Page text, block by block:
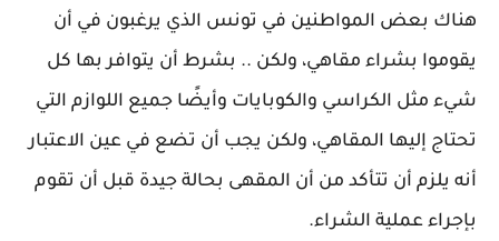
هناك بعض المواطنين في تونس الذي يرغبون في أن
يقوموا بشراء مقاهي، ولكن .. بشرط أن يتوافر بها كل
شيء مثل الكراسي والكوبايات وأيضًا جميع اللوازم التي
تحتاج إليها المقاهي، ولكن يجب أن تضع في عين الاعتبار
أنه يلزم أن تتأكد من أن المقهى بحالة جيدة قبل أن تقوم
بإجراء عملية الشراء.